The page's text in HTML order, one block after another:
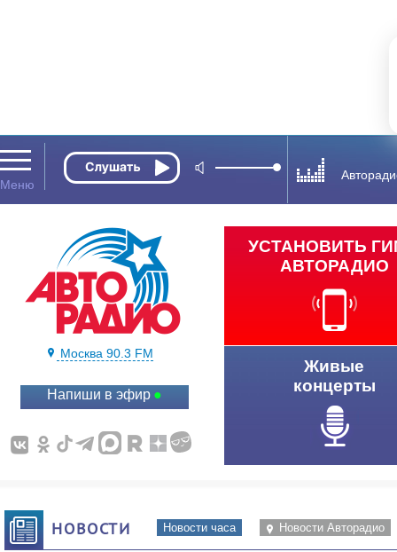
Москва 90.3 FM
Напиши в эфир
УСТАНОВИТЬ
АВТОРАДИО
Живые
концерты
НОВОСТИ Новости часа Новости Авторадио